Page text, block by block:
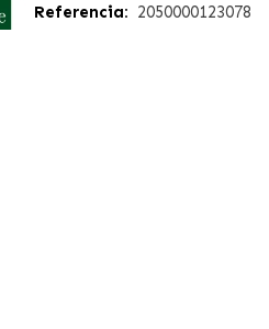
Referencia: 2050000123078